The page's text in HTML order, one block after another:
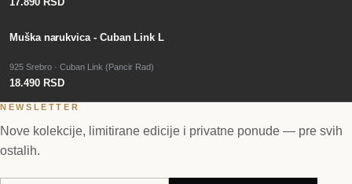
Muška narukvica - Cuban Link L
925 Srebro · Cuban Link (Pancir Rad)
18.490 RSD
NEWSLETTER
Nove kolekcije, limitirane edicije i privatne ponude — pre svih
ostalih.